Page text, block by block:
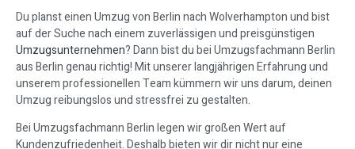
Du planst einen Umzug von Berlin nach Wolverhampton und bist
auf der Suche nach einem zuverlässigen und preisgünstigen
Umzugsunternehmen? Dann bist du bei Umzugsfachmann Berlin
aus Berlin genau richtig! Mit unserer langjährigen Erfahrung und
unserem professionellen Team kümmern wir uns darum, deinen
Umzug reibungslos und stressfrei zu gestalten.
Bei Umzugsfachmann Berlin legen wir großen Wert auf
Kundenzufriedenheit. Deshalb bieten wir dir nicht nur eine